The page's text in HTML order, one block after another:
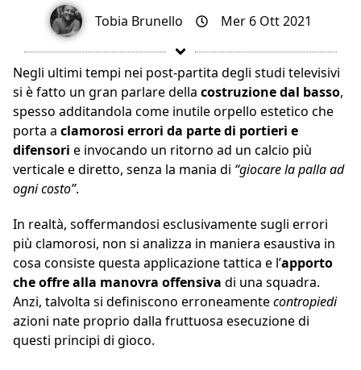
Tobia Brunello Mer 6 Ott 2021
Negli ultimi tempi nei post-partita degli studi televisivi
si è fatto un gran parlare della costruzione dal basso,
spesso additandola come inutile orpello estetico che
porta a clamorosi errori da parte di portieri e
difensori e invocando un ritorno ad un calcio più
verticale e diretto, senza la mania di “giocare la palla ad
ogni costo”.
In realtà, soffermandosi esclusivamente sugli errori
più clamorosi, non si analizza in maniera esaustiva in
cosa consiste questa applicazione tattica e l’apporto
che offre alla manovra offensiva di una squadra.
Anzi, talvolta si definiscono erroneamentecontropiedi
azioni nate proprio dalla fruttuosa esecuzione di
questi principi di gioco.